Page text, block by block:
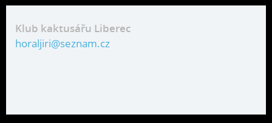
Klub kaktusářu Liberec
horaljiri@seznam.cz